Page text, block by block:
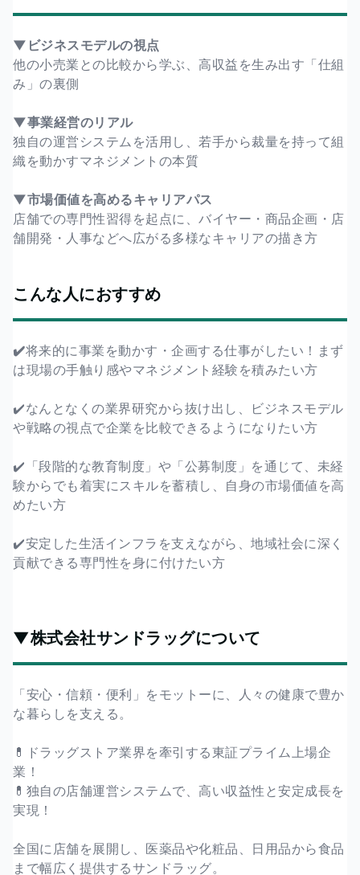
▼ビジネスモデルの視点
他の小売業との比較から学ぶ、高収益を生み出す「仕組
み」の裏側
▼事業経営のリアル
独自の運営システムを活用し、若手から裁量を持って組
織を動かすマネジメントの本質
▼市場価値を高めるキャリアパス
店舗での専門性習得を起点に、バイヤー・商品企画・店
舗開発・人事などへ広がる多様なキャリアの描き方
こんな人におすすめ
✔️将来的に事業を動かす・企画する仕事がしたい！まず
は現場の手触り感やマネジメント経験を積みたい方
✔️なんとなくの業界研究から抜け出し、ビジネスモデル
や戦略の視点で企業を比較できるようになりたい方
✔️「段階的な教育制度」や「公募制度」を通じて、未経
験からでも着実にスキルを蓄積し、自身の市場価値を高
めたい方
✔️安定した生活インフラを支えながら、地域社会に深く
貢献できる専門性を身に付けたい方
▼株式会社サンドラッグについて
「安心・信頼・便利」をモットーに、人々の健康で豊か
な暮らしを支える。
💊ドラッグストア業界を牽引する東証プライム上場企
業！
💊独自の店舗運営システムで、高い収益性と安定成長を
実現！
全国に店舗を展開し、医薬品や化粧品、日用品から食品
まで幅広く提供するサンドラッグ。